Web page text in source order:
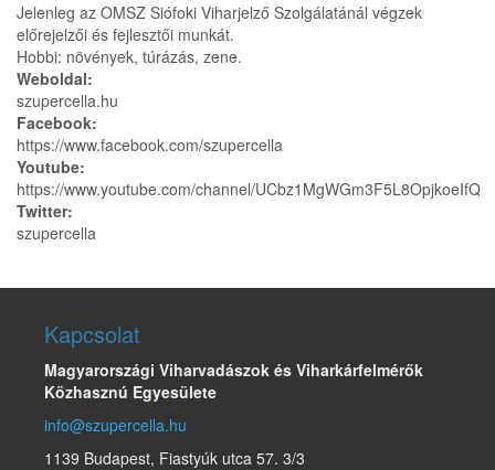
Jelenleg az OMSZ Siófoki Viharjelző Szolgálatánál végzek
előrejelzői és fejlesztői munkát.
Hobbi: növények, túrázás, zene.
Weboldal:
szupercella.hu
Facebook:
https://www.facebook.com/szupercella
Youtube:
https://www.youtube.com/channel/UCbz1MgWGm3F5L8OpjkoeIfQ
Twitter:
szupercella
Kapcsolat
Magyarországi Viharvadászok és Viharkárfelmérők
Közhasznú Egyesülete
info@szupercella.hu
1139 Budapest, Fiastyúk utca 57. 3/3